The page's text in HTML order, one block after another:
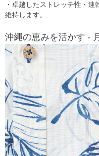
・卓越したストレッチ性・
維持します。
沖縄の恵みを活かす -